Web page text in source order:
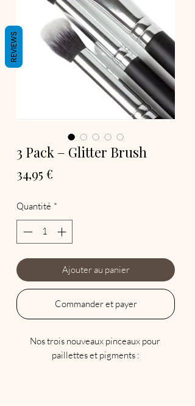
3 Pack – Glitter Brush
34,95 €
Quantité *
Ajouter au panier
Commander et payer
Nos trois nouveaux pinceaux pour
paillettes et pigments :
REVIEWS